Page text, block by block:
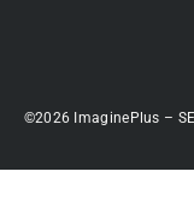
©2026 ImaginePlus –